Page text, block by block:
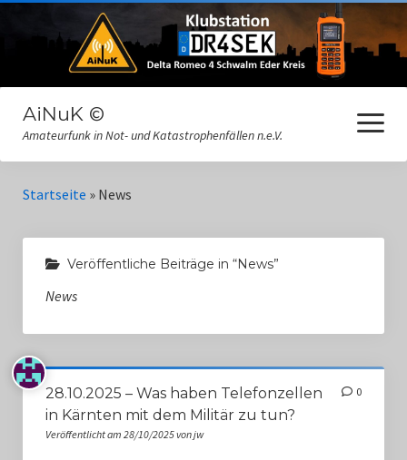
AiNuK ©
Amateurfunk in Not- und Katastrophenfällen n.e.V.
Menü
öffnen
Datenschutz
Gästebuch
Impressum
Links
Monitorstationen
Startseite » News
Veröffentliche Beiträge in “News”
News
28.10.2025 – Was haben Telefonzellen
in Kärnten mit dem Militär zu tun?
Veröffentlicht am 28/10/2025 von jw
0